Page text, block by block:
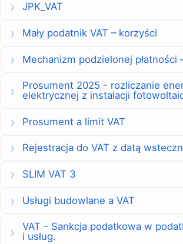
JPK_VAT
Mały podatnik VAT – korzyści
Mechanizm podzielonej płatności
Prosument 2025 - rozliczanie
elektrycznej z instalacji
Prosument a limit VAT
Rejestracja do VAT z datą
SLIM VAT 3
Usługi budowlane a VAT
VAT - Sankcja podatkowa w
i usług.